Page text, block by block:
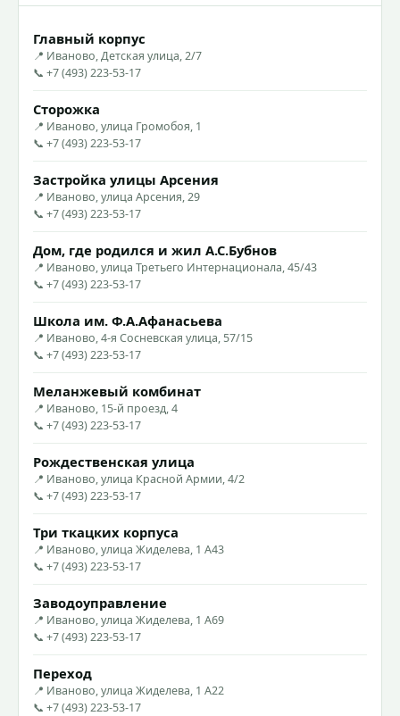
Главный корпус
📍 Иваново, Детская улица, 2/7
📞 +7 (493) 223-53-17
Сторожка
📍 Иваново, улица Громобоя, 1
📞 +7 (493) 223-53-17
Застройка улицы Арсения
📍 Иваново, улица Арсения, 29
📞 +7 (493) 223-53-17
Дом, где родился и жил А.С.Бубнов
📍 Иваново, улица Третьего Интернационала, 45/43
📞 +7 (493) 223-53-17
Школа им. Ф.А.Афанасьева
📍 Иваново, 4-я Сосневская улица, 57/15
📞 +7 (493) 223-53-17
Меланжевый комбинат
📍 Иваново, 15-й проезд, 4
📞 +7 (493) 223-53-17
Рождественская улица
📍 Иваново, улица Красной Армии, 4/2
📞 +7 (493) 223-53-17
Три ткацких корпуса
📍 Иваново, улица Жиделева, 1 А43
📞 +7 (493) 223-53-17
Заводоуправление
📍 Иваново, улица Жиделева, 1 А69
📞 +7 (493) 223-53-17
Переход
📍 Иваново, улица Жиделева, 1 А22
📞 +7 (493) 223-53-17